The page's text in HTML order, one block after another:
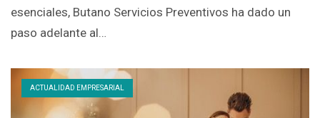
esenciales, Butano Servicios Preventivos ha dado un
paso adelante al…
ACTUALIDAD EMPRESARIAL